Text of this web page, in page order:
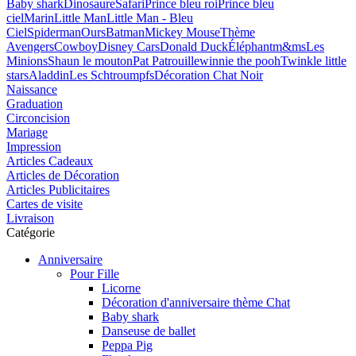
Baby shark DinosaureSafari Prince bleu roi Prince bleu
cielMarinLittle ManLittle Man - Bleu
CielSpidermanOursBatmanMickey MouseThème
AvengersCowboyDisney CarsDonald DuckÉléphantm&msLes
MinionsShaun le moutonPat Patrouillewinnie the poohTwinkle little
starsAladdinLes SchtroumpfsDécoration Chat Noir
Naissance
Graduation
Circoncision
Mariage
Impression
Articles Cadeaux
Articles de Décoration
Articles Publicitaires
Cartes de visite
Livraison
Catégorie
Anniversaire
Pour Fille
Licorne
Décoration d'anniversaire thème Chat
Baby shark
Danseuse de ballet
Peppa Pig